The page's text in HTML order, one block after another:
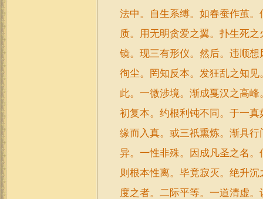
法中。自生系缚。如春蚕作茧
质。用无明贪爱之翼。扑生死
镜。现三有形仪。然后。违顺
徇尘。罔知反本。发狂乱之知
此。一微涉境。渐成戛汉之高
初复本。约根利钝不同。于一
缘而入真。或三祇熏炼。渐具
异。一性非殊。因成凡圣之名
则根本性离。毕竟寂灭。绝升
度之者。二际平等。一道清虚